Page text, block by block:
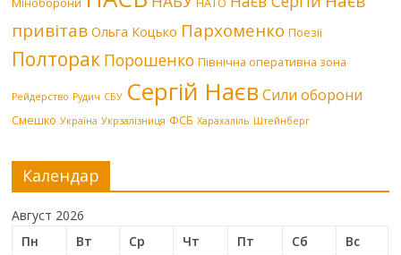
привітав Ольга Коцько Пархоменко Поезії
Полторак Порошенко Північна оперативна зона
Рейдерство Рудич СБУ Сергій Наєв Сили оборони
Смешко Україна Укрзалізниця ФСБ Харахаліль Штейнберг
Календар
Август 2026
Пн
Вт Ср Чт Пт Сб
Вс